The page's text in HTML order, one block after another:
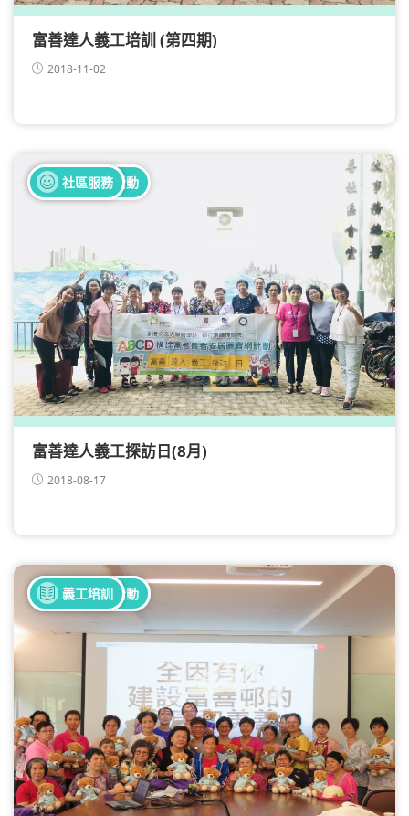
富善達人義工培訓 (第四期)
2018-11-02
富善達人義工探訪日(8月)
2018-08-17
全部健康活動
社區服務
全部健康活動
義工培訓